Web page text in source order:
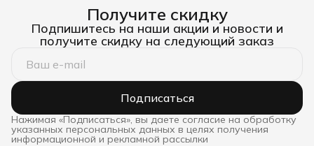
Получите скидку
Подпишитесь на наши акции и новости и
получите скидку на следующий заказ
Подписаться
Нажимая «Подписаться», вы даете согласие на обработку
указанных персональных данных в целях получения
информационной и рекламной рассылки